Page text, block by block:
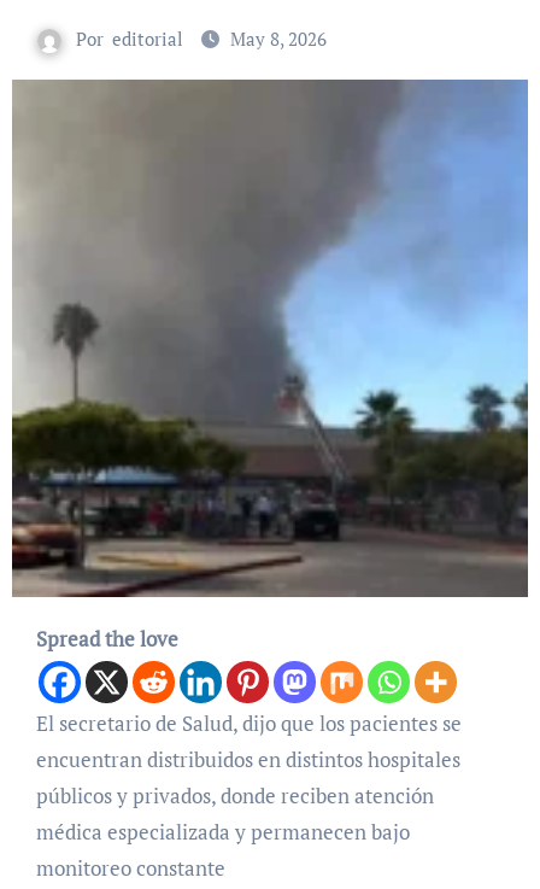
Por editorial May 8, 2026
Spread the love
El secretario de Salud, dijo que los pacientes se
encuentran distribuidos en distintos hospitales
públicos y privados, donde reciben atención
médica especializada y permanecen bajo
monitoreo constante